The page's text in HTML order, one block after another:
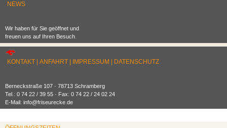
NEWS
Wir haben für Sie geöffnet und
freuen uns auf Ihren Besuch.
KONTAKT ANFAHRT IMPRESSUM DATENSCHUTZ
Berneckstraße 107 · 78713 Schramberg
Tel.: 0 74 22 / 39 55 · Fax: 0 74 22 / 24 02 24
E-Mail: info@friseurecke.de